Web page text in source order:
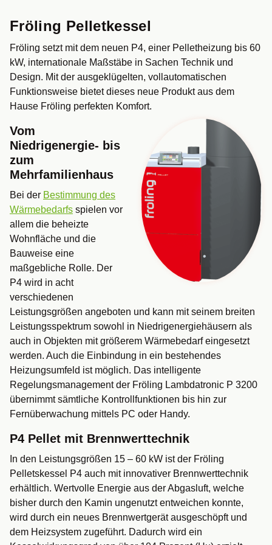
Fröling Pelletkessel
Fröling setzt mit dem neuen P4, einer Pelletheizung bis 60
kW, internationale Maßstäbe in Sachen Technik und
Design. Mit der ausgeklügelten, vollautomatischen
Funktionsweise bietet dieses neue Produkt aus dem
Hause Fröling perfekten Komfort.
Vom
Niedrigenergie- bis
zum
Mehrfamilienhaus
Bei der Bestimmung des
Wärmebedarfs spielen vor
allem die beheizte
Wohnfläche und die
Bauweise eine
maßgebliche Rolle. Der
P4 wird in acht
verschiedenen
Leistungsgrößen angeboten und kann mit seinem breiten
Leistungsspektrum sowohl in Niedrigenergiehäusern als
auch in Objekten mit größerem Wärmebedarf eingesetzt
werden. Auch die Einbindung in ein bestehendes
Heizungsumfeld ist möglich. Das intelligente
Regelungsmanagement der Fröling Lambdatronic P 3200
übernimmt sämtliche Kontrollfunktionen bis hin zur
Fernüberwachung mittels PC oder Handy.
P4 Pellet mit Brennwerttechnik
In den Leistungsgrößen 15 – 60 kW ist der Fröling
Pelletskessel P4 auch mit innovativer Brennwerttechnik
erhältlich. Wertvolle Energie aus der Abgasluft, welche
bisher durch den Kamin ungenutzt entweichen konnte,
wird durch ein neues Brennwertgerät ausgeschöpft und
dem Heizsystem zugeführt. Dadurch wird ein